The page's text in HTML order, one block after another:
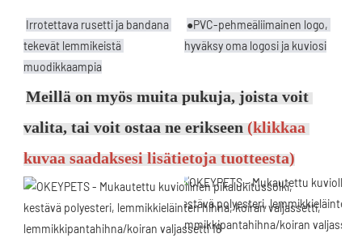
Irrotettava rusetti ja bandana
tekevät lemmikeistä
muodikkaampia
●PVC-pehmeäliimainen logo,
hyväksy oma logosi ja kuviosi
Meillä on myös muita pukuja, joista voit
valita, tai voit ostaa ne erikseen (klikkaa
kuvaa saadaksesi lisätietoja tuotteesta)